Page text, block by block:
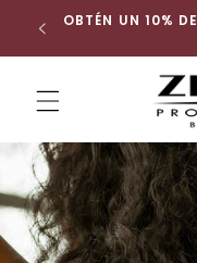
directamente
OBTÉN UN 10%